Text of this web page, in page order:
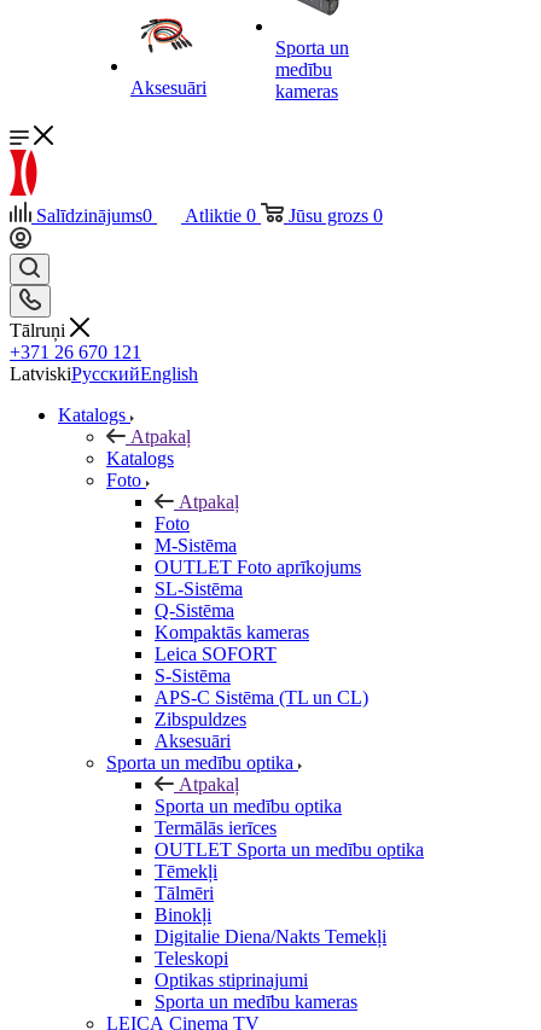
Aksesuāri
Sporta un
medību
kameras
Salīdzinājums0 Atliktie 0 Jūsu grozs 0
Tālruņi
+371 26 670 121
LatviskiРусскийEnglish
Katalogs
Atpakaļ
Katalogs
Foto
Atpakaļ
Foto
M-Sistēma
OUTLET Foto aprīkojums
SL-Sistēma
Q-Sistēma
Kompaktās kameras
Leica SOFORT
S-Sistēma
APS-C Sistēma (TL un CL)
Zibspuldzes
Aksesuāri
Sporta un medību optika
Atpakaļ
Sporta un medību optika
Termālās ierīces
OUTLET Sporta un medību optika
Tēmekļi
Tālmēri
Binokļi
Digitalie Diena/Nakts Temekļi
Teleskopi
Optikas stiprinajumi
Sporta un medību kameras
LEICA Cinema TV